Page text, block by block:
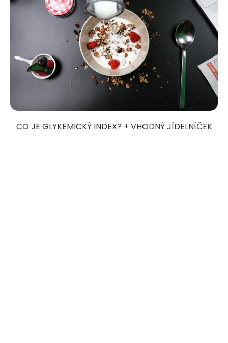
CO JE GLYKEMICKÝ INDEX? + VHODNÝ JÍDELNÍČEK